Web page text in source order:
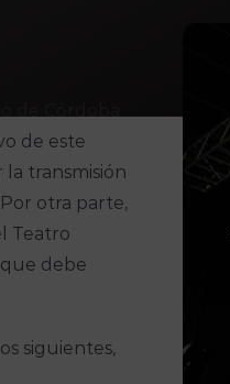
de este
transmisión
otra parte,
Teatro
debe
siguientes,